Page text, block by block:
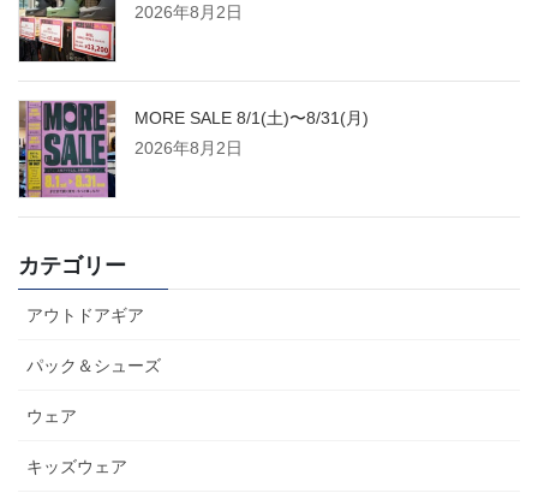
2026年8月2日
MORE SALE 8/1(土)〜8/31(月)
2026年8月2日
カテゴリー
アウトドアギア
パック＆シューズ
ウェア
キッズウェア